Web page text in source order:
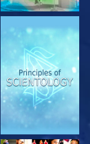
ESPLORA LE
SERIE